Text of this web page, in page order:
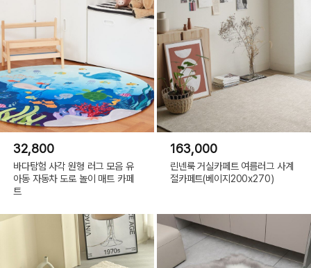
32,800
바다탐험 사각 원형 러그 모음 유
아동 자동차 도로 놀이 매트 카페
트
163,000
린넨룩 거실카페트 여름러그 사계
절카페트(베이지200x270)